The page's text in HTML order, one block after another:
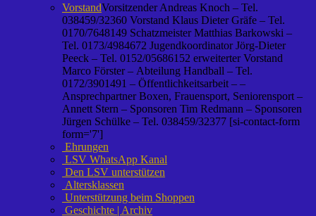
VorstandVorsitzender Andreas Knoch – Tel.
038459/32360 Vorstand Klaus Dieter Gräfe – Tel.
0170/7648149 Schatzmeister Matthias Barkowski –
Tel. 0173/4984672 Jugendkoordinator Jörg-Dieter
Peeck – Tel. 0152/05686152 erweiterter Vorstand
Marco Förster – Abteilung Handball – Tel.
0172/3901491 – Öffentlichkeitsarbeit – –
Ansprechpartner Boxen, Frauensport, Seniorensport –
Annett Stern – Sponsoren Tim Redmann – Sponsoren
Jürgen Schülke – Tel. 038459/32377 [si-contact-form
form='7']
Ehrungen
LSV WhatsApp Kanal
Den LSV unterstützen
Altersklassen
Unterstützung beim Shoppen
Geschichte | Archiv